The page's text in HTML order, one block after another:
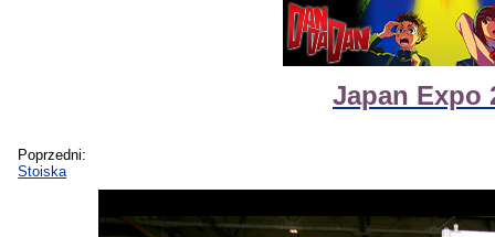
Japan Expo
Poprzedni:
Stoiska